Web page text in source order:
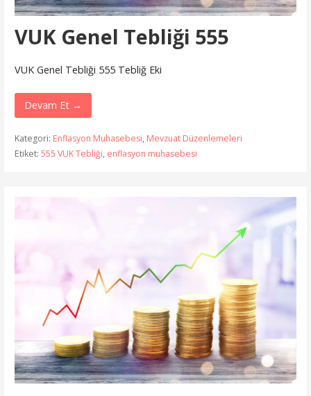
VUK Genel Tebliği 555
VUK Genel Tebliği 555 Tebliğ Eki
Devam Et →
Kategori: Enflasyon Muhasebesi, Mevzuat Düzenlemeleri
Etiket: 555 VUK Tebliği, enflasyon muhasebesi